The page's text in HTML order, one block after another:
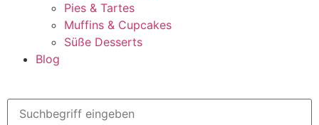
Pies & Tartes
Muffins & Cupcakes
Süße Desserts
Blog